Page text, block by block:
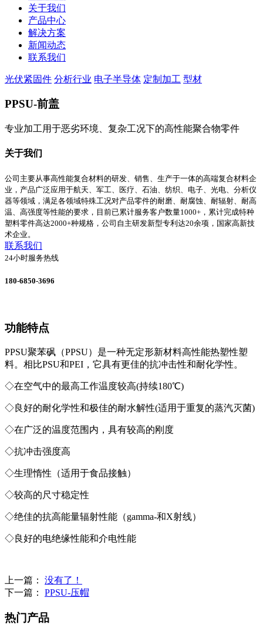
关于我们
产品中心
解决方案
新闻动态
联系我们
光伏紧固件 分析行业 电子半导体 定制加工 型材
PPSU-前盖
专业加工用于恶劣环境、复杂工况下的高性能聚合物零件
关于我们
公司主要从事高性能复合材料的研发、销售、生产于一体的高端复合材料企
业，产品广泛应用于航天、军工、医疗、石油、纺织、电子、光电、分析仪
器等领域，满足各领域特殊工况对产品零件的耐磨、耐腐蚀、耐辐射、耐高
温、高强度等性能的要求，目前已累计服务客户数量1000+，累计完成特种
塑料零件高达2000+种规格，公司自主研发新型专利达20余项，国家高新技
术企业。
联系我们
24小时服务热线
180-6850-3696
功能特点
PPSU聚苯砜（PPSU）是一种无定形新材料高性能热塑性塑
料。相比PSU和PEI，它具有更佳的抗冲击性和耐化学性。
◇在空气中的最高工作温度较高(持续180℃)
◇良好的耐化学性和极佳的耐水解性(适用于重复的蒸汽灭菌)
◇在广泛的温度范围内，具有较高的刚度
◇抗冲击强度高
◇生理惰性（适用于食品接触）
◇较高的尺寸稳定性
◇绝佳的抗高能量辐射性能（gamma-和X射线）
◇良好的电绝缘性能和介电性能
上一篇： 没有了！
下一篇： PPSU-压帽
热门产品